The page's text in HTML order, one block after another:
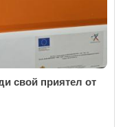
свой приятел от